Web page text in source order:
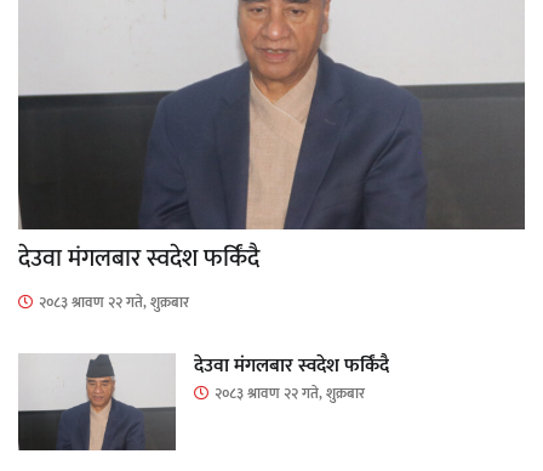
देउवा मंगलबार स्वदेश फर्किंदै
२०८३ श्रावण २२ गते, शुक्रबार
देउवा मंगलबार स्वदेश फर्किंदै
२०८३ श्रावण २२ गते, शुक्रबार